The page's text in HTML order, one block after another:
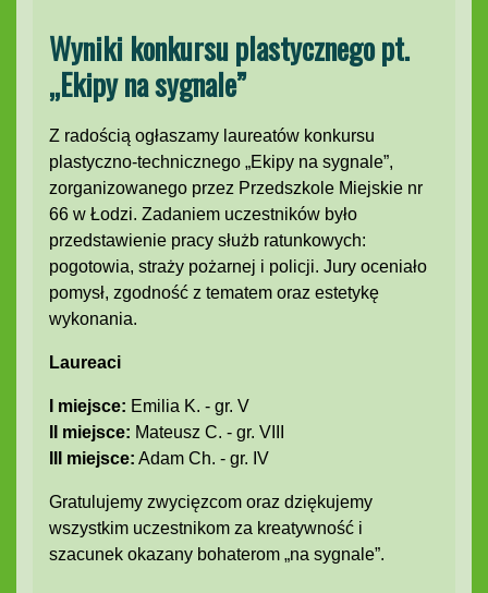
Wyniki konkursu plastycznego pt.
„Ekipy na sygnale”
Z radością ogłaszamy laureatów konkursu
plastyczno-technicznego „Ekipy na sygnale”,
zorganizowanego przez Przedszkole Miejskie nr
66 w Łodzi. Zadaniem uczestników było
przedstawienie pracy służb ratunkowych:
pogotowia, straży pożarnej i policji. Jury oceniało
pomysł, zgodność z tematem oraz estetykę
wykonania.
Laureaci
I miejsce: Emilia K. - gr. V
II miejsce: Mateusz C. - gr. VIII
III miejsce: Adam Ch. - gr. IV
Gratulujemy zwycięzcom oraz dziękujemy
wszystkim uczestnikom za kreatywność i
szacunek okazany bohaterom „na sygnale”.